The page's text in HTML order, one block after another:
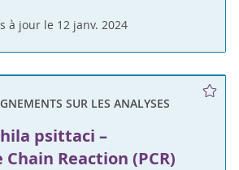
à jour le 12 janv. 2024
SUR LES ANALYSES
psittaci –
Reaction (PCR)